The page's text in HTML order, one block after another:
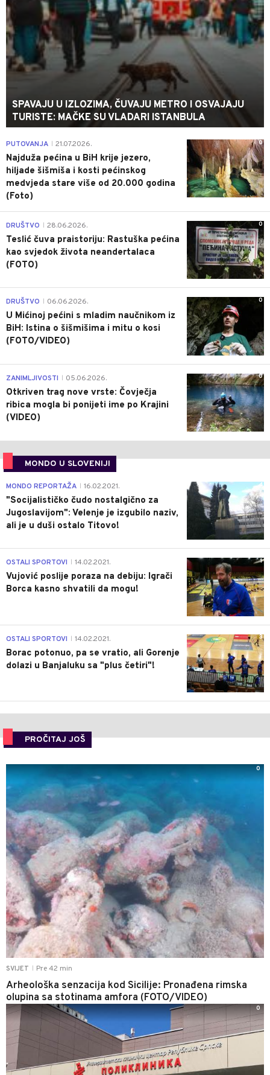
SPAVAJU U IZLOZIMA, ČUVAJU METRO I OSVAJAJU
TURISTE: MAČKE SU VLADARI ISTANBULA
0
PUTOVANJA 21.07.2026.
Najduža pećina u BiH krije jezero,
hiljade šišmiša i kosti pećinskog
medvjeda stare više od 20.000 godina
(Foto)
0
DRUŠTVO 28.06.2026.
Teslić čuva praistoriju: Rastuška pećina
kao svjedok života neandertalaca
(FOTO)
0
DRUŠTVO 06.06.2026.
U Mićinoj pećini s mladim naučnikom iz
BiH: Istina o šišmišima i mitu o kosi
(FOTO/VIDEO)
0
ZANIMLJIVOSTI 05.06.2026.
Otkriven trag nove vrste: Čovječja
ribica mogla bi ponijeti ime po Krajini
(VIDEO)
MONDO U SLOVENIJI
4
MONDO REPORTAŽA 16.02.2021.
"Socijalističko čudo nostalgično za
Jugoslavijom": Velenje je izgubilo naziv,
ali je u duši ostalo Titovo!
1
OSTALI SPORTOVI 14.02.2021.
Vujović poslije poraza na debiju: Igrači
Borca kasno shvatili da mogu!
3
OSTALI SPORTOVI 14.02.2021.
Borac potonuo, pa se vratio, ali Gorenje
dolazi u Banjaluku sa "plus četiri"!
PROČITAJ JOŠ
SVIJET Pre 42 min
Arheološka senzacija kod Sicilije: Pronađena rimska
olupina sa stotinama amfora (FOTO/VIDEO)
0
0